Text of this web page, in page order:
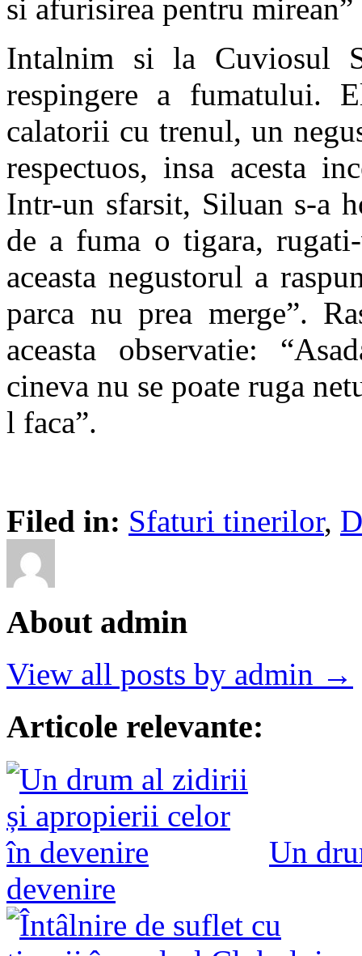
si afurisirea pentru
Intalnim si la Cuviosul
respingere a fumatului.
calatorii cu trenul, un
respectuos, insa acesta
Intr-un sfarsit, Siluan s-a
de a fuma o tigara,
aceasta negustorul a
parca nu prea merge”.
aceasta observatie:
cineva nu se poate ruga
l faca”.
Filed in: Sfaturi tinerilor,
About admin
View all posts by admin →
Articole relevante:
Un
devenire